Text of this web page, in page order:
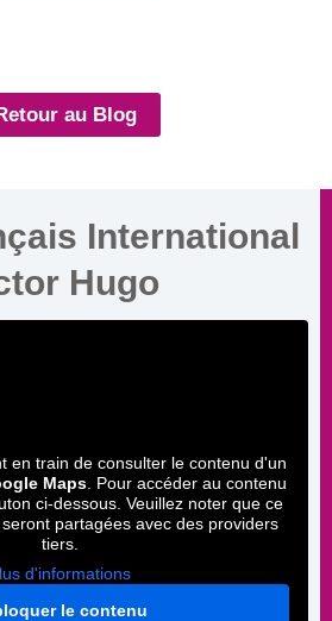
au Blog
International
Hugo
en train de consulter le contenu d'un
Maps. Pour accéder au contenu
ci-dessous. Veuillez noter que ce
partagées avec des providers
tiers.
d'informations
le contenu